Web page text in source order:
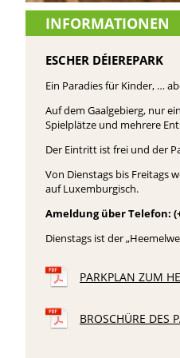
INFORMATIONEN
ESCHER DÉIEREPARK
Ein Paradies für Kinder, …
Auf dem Gaalgebierg, nur
Spielplätze und mehrere
Der Eintritt ist frei und der
Von Dienstags bis Freitags
auf Luxemburgisch.
Ameldung über Telefon:
Dienstags ist der
PARKPLAN ZUM
BROSCHÜRE DES